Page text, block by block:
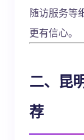
随访服务等
更有信心。
二、昆
荐